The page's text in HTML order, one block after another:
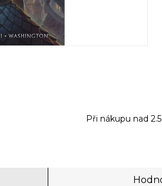
Při nákupu nad